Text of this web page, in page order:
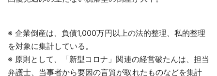
※ 企業倒産は、負債1,000万円以上の法的整理、私的整理
を対象に集計している。
※ 原則として、「新型コロナ」関連の経営破たんは、担当
弁護士、当事者から要因の言質が取れたものなどを集計